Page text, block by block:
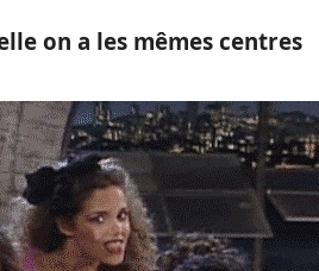
on a les mêmes centres